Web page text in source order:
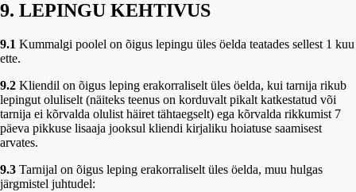
9. LEPINGU KEHTIVUS
9.1 Kummalgi poolel on õigus lepingu üles öelda teatades sellest 1 kuu
ette.
9.2 Kliendil on õigus leping erakorraliselt üles öelda, kui tarnija rikub
lepingut oluliselt (näiteks teenus on korduvalt pikalt katkestatud või
tarnija ei kõrvalda olulist häiret tähtaegselt) ega kõrvalda rikkumist 7
päeva pikkuse lisaaja jooksul kliendi kirjaliku hoiatuse saamisest
arvates.
9.3 Tarnijal on õigus leping erakorraliselt üles öelda, muu hulgas
järgmistel juhtudel: